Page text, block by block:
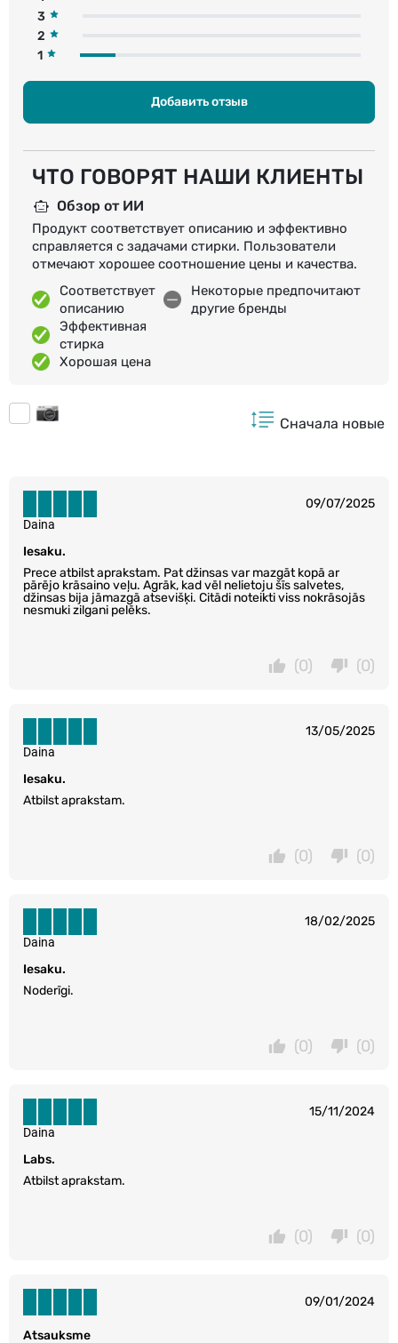
3
2
1
Добавить отзыв
ЧТО ГОВОРЯТ НАШИ КЛИЕНТЫ
Обзор от ИИ
Продукт соответствует описанию и эффективно
справляется с задачами стирки. Пользователи
отмечают хорошее соотношение цены и качества.
Соответствует
описанию
Эффективная
стирка
Хорошая цена
Некоторые предпочитают
другие бренды
Сначала новые
09/07/2025
Iesaku.
Prece atbilst aprakstam. Pat džinsas var mazgāt kopā ar
pārējo krāsaino veļu. Agrāk, kad vēl nelietoju šīs salvetes,
džinsas bija jāmazgā atsevišķi. Citādi noteikti viss nokrāsojās
nesmuki zilgani pelēks.
Daina
(0)
(0)
13/05/2025
Iesaku.
Atbilst aprakstam.
Daina
(0)
(0)
18/02/2025
Iesaku.
Noderīgi.
Daina
(0)
(0)
15/11/2024
Labs.
Atbilst aprakstam.
Daina
(0)
(0)
09/01/2024
Atsauksme